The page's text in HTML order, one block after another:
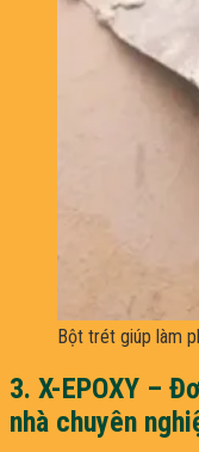
Bột trét giúp làm
3. X-EPOXY –
nhà chuyên